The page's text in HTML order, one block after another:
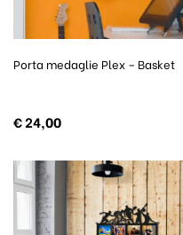
Porta medaglie Plex – Basket
€24,00